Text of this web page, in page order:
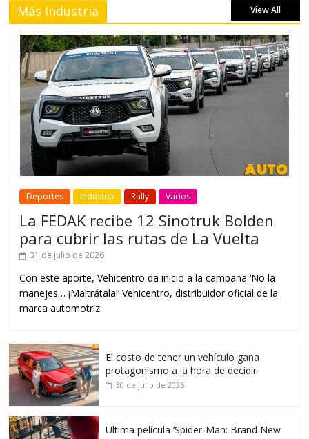
Más Industria View All
Deportes Industria Rally Varios
La FEDAK recibe 12 Sinotruk Bolden
para cubrir las rutas de La Vuelta
31 de julio de 2026
Con este aporte, Vehicentro da inicio a la campaña ‘No la
manejes… ¡Maltrátala!’ Vehicentro, distribuidor oficial de la
marca automotriz
El costo de tener un vehículo gana
protagonismo a la hora de decidir
30 de julio de 2026
Ultima película ‘Spider‑Man: Brand New